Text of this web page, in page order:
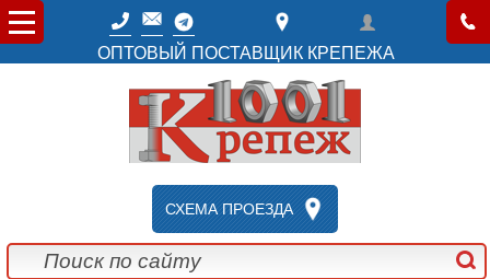
ОПТОВЫЙ ПОСТАВЩИК КРЕПЕЖА
СХЕМА ПРОЕЗДА